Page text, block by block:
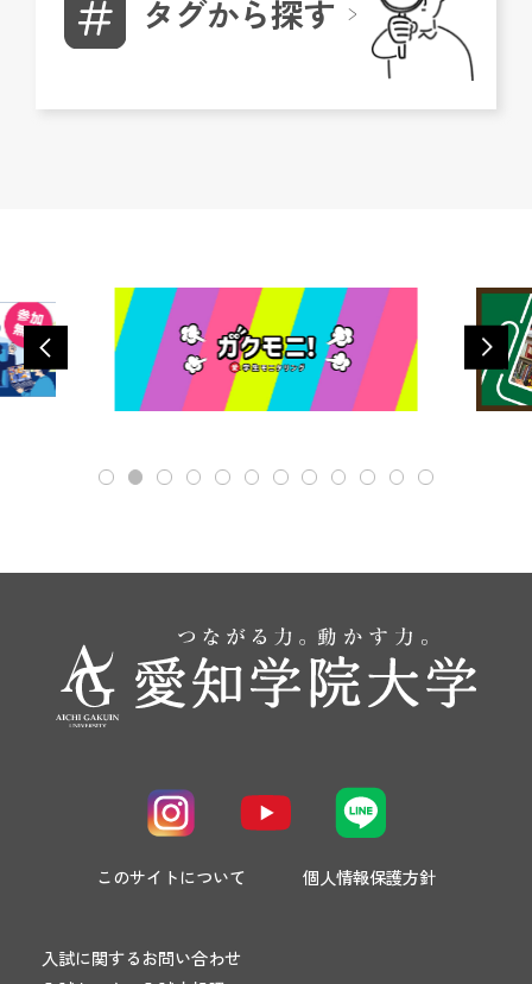
タグから探す
このサイトについて 個人情報保護方針
入試に関するお問い合わせ